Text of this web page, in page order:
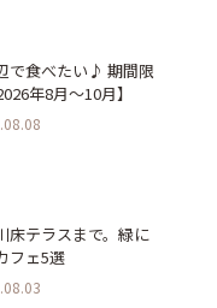
で食べたい♪ 期間限
年8月～10月】
床テラスまで。緑に
フェ5選